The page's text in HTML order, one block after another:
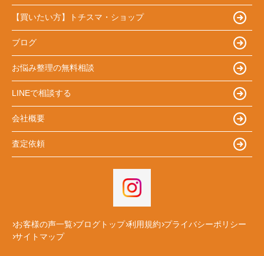
【買いたい方】トチスマ・ショップ
ブログ
お悩み整理の無料相談
LINEで相談する
会社概要
査定依頼
お客様の声一覧 ブログトップ 利用規約 プライバシーポリシー
サイトマップ